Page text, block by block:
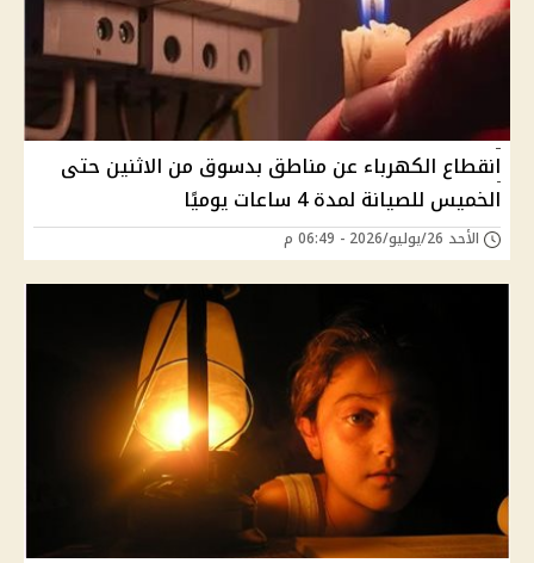
انقطاع الكهرباء عن مناطق بدسوق من الاثنين حتى
الخميس للصيانة لمدة 4 ساعات يوميًا
الأحد 26/يوليو/2026 - 06:49 م